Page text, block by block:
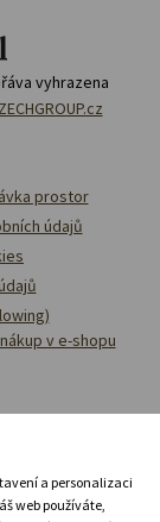
vyhrazena
prostor
údajů
v e-shopu
a personalizaci
web používáte,